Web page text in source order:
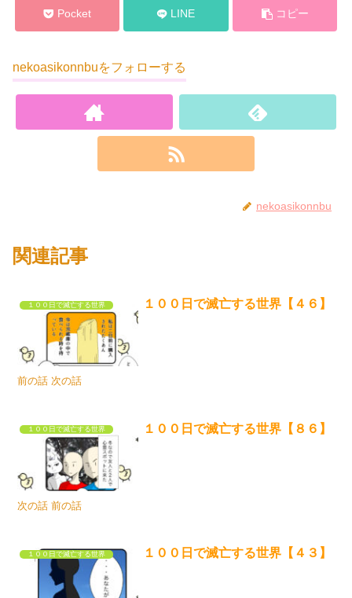
Pocket LINE コピー
nekoasikonnbuをフォローする
nekoasikonnbu
関連記事
１００日で滅亡する世界 １００日で滅亡する世界【４６】
前の話 次の話
１００日で滅亡する世界 １００日で滅亡する世界【８６】
次の話 前の話
１００日で滅亡する世界 １００日で滅亡する世界【４３】